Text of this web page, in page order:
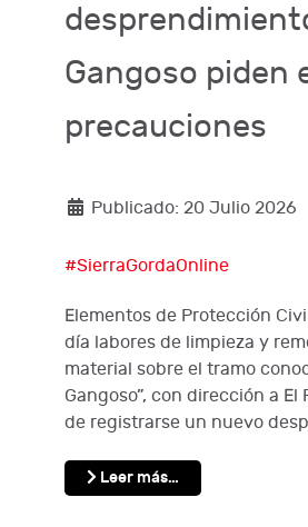
Gangoso piden
precauciones
Publicado: 20 Julio 2026
#SierraGordaOnline
Elementos de Protección
día labores de limpieza y
material sobre el tramo
Gangoso”, con dirección a
de registrarse un nuevo
Leer más…